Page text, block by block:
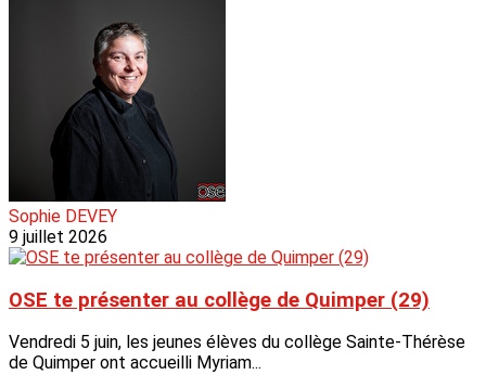
Sophie DEVEY
9 juillet 2026
OSE te présenter au collège de Quimper (29)
Vendredi 5 juin, les jeunes élèves du collège Sainte-Thérèse
de Quimper ont accueilli Myriam...